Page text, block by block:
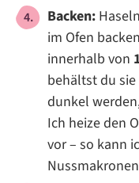
Backen:
im Ofen
innerhalb von
behältst du
dunkel
Ich heize den
vor – so kann